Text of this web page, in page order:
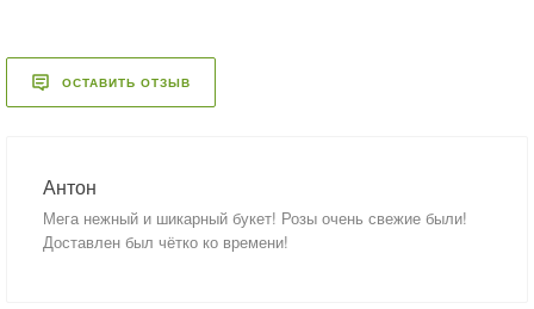
ОСТАВИТЬ ОТЗЫВ
Антон
Мега нежный и шикарный букет! Розы очень свежие были!
Доставлен был чётко ко времени!